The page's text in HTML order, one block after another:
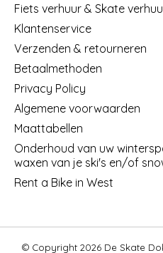
Fiets verhuur & Skate
Klantenservice
Verzenden & retourneren
Betaalmethoden
Privacy Policy
Algemene voorwaarden
Maattabellen
Onderhoud van uw
waxen van je ski's en/of
Rent a Bike in West
© Copyright 2026 De Skate